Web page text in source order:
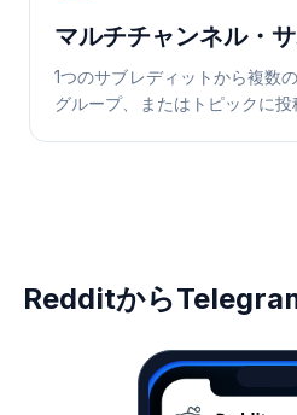
マルチチャンネル・
1つのサブレディットから複数
グループ、またはトピックに投
Redditから